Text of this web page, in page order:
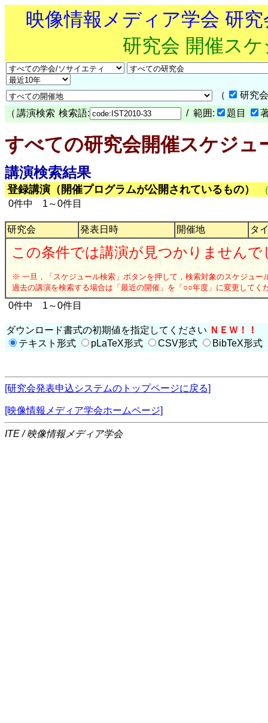
映像情報メディア学会 研
研究会 開催ス
（
研究
（ 講演検索 検索語: / 範囲: 題目
すべての研究会開催スケジュ
講演検索結果
登録講演（開催プログラムが公開されているもの）
0件中 1～0件目
研究会 発表日時 開催地 タ
この条件では講演が見つかりませんで
※ 一旦，「スケジュール検索」ボタンを押して，検索対象のスケジュー
過去の講演を検索する場合は「最近の開催」を「○○年度」に変更してく
0件中 1～0件目
ダウンロード書式の初期値を指定してください ＮＥＷ！！
テキスト形式
pLaTeX形式 CSV形式 BibTeX形式
[研究会発表申込システムのトップページに戻る]
[映像情報メディア学会ホームページ]
ITE / 映像情報メディア学会